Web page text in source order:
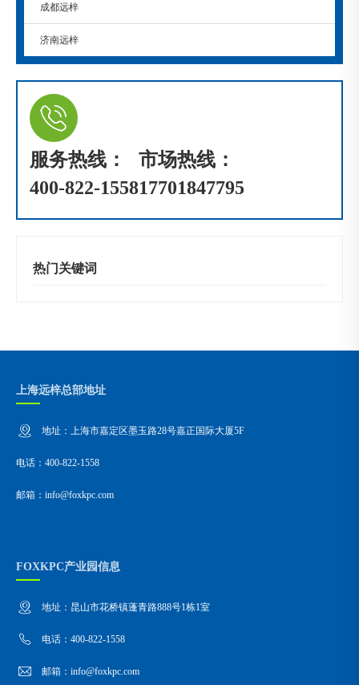
成都远梓
济南远梓
服务热线：
400-822-1558
市场热线：
17701847795
热门关键词
上海远梓总部地址
地址：上海市嘉定区墨玉路28号嘉正国际大厦5F
电话：400-822-1558
邮箱：info@foxkpc.com
FOXKPC产业园信息
地址：昆山市花桥镇蓬青路888号1栋1室
电话：400-822-1558
邮箱：info@foxkpc.com